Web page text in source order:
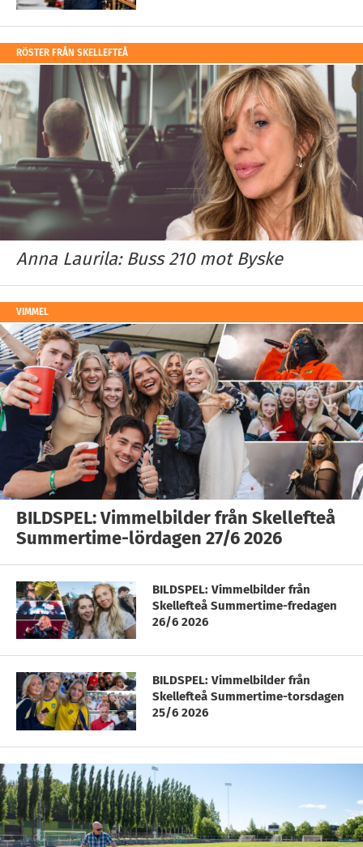
RÖSTER FRÅN SKELLEFTEÅ
Anna Laurila: Buss 210 mot Byske
VIMMEL
BILDSPEL: Vimmelbilder från Skellefteå
Summertime-lördagen 27/6 2026
BILDSPEL: Vimmelbilder från
Skellefteå Summertime-fredagen
26/6 2026
BILDSPEL: Vimmelbilder från
Skellefteå Summertime-torsdagen
25/6 2026